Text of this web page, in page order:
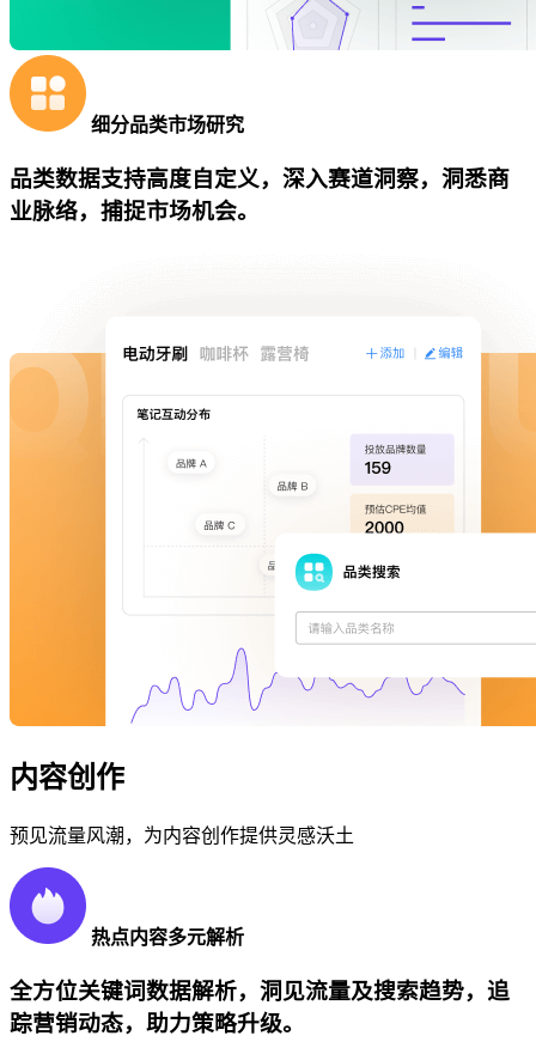
细分品类市场研究
品类数据支持高度自定义，深入赛道洞察，洞悉商
业脉络，捕捉市场机会。
内容创作
预见流量风潮，为内容创作提供灵感沃土
热点内容多元解析
全方位关键词数据解析，洞见流量及搜索趋势，追
踪营销动态，助力策略升级。